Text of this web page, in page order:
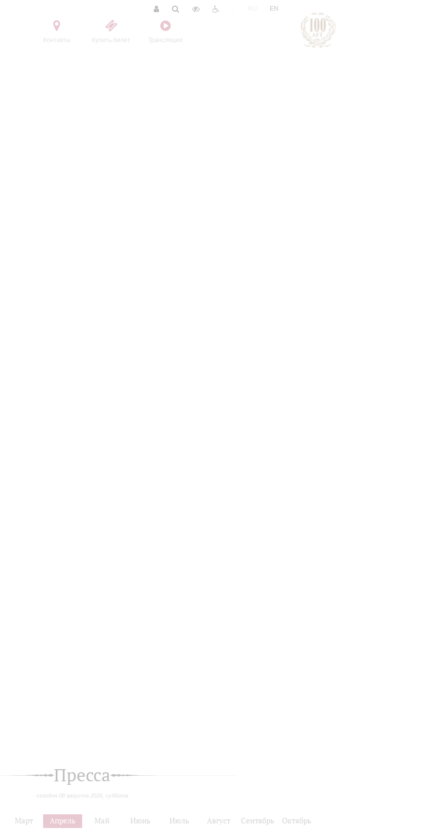
Контакты Купить билет Трансляции
EN
Пресса
сегодня 08 августа 2026, суббота
Март Апрель Май Июнь Июль Август Сентябрь Октябрь